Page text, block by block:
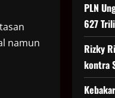
namun
PLN
627
Rizky
kontra